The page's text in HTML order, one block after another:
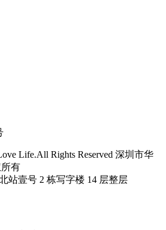
Life.All Rights Reserved 深圳市华
有
站壹号 2 栋写字楼 14 层整层